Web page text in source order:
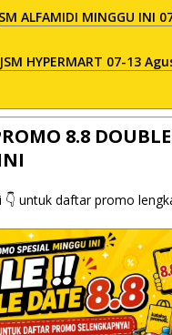
ALFAMIDI MINGGU INI
HYPERMART 07-13
8.8
👇 untuk daftar promo